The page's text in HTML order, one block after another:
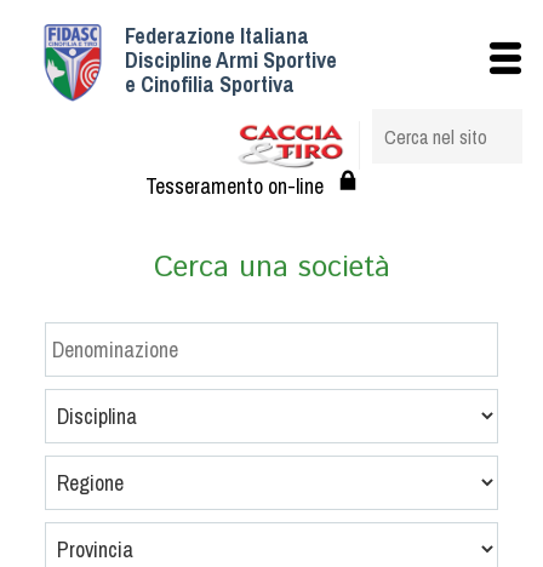
Federazione Italiana
Discipline Armi Sportive
e Cinofilia Sportiva
Tesseramento on-line
Cerca una società
Istituzionale
Struttura
Albo Veterinari federali
Tesseramento e Affiliazioni
Circolari
Convenzioni
Tesserati